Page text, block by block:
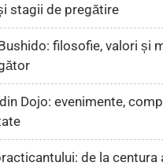
stagii de pregătire
filosofie, valori și
Dojo: evenimente,
de la centura